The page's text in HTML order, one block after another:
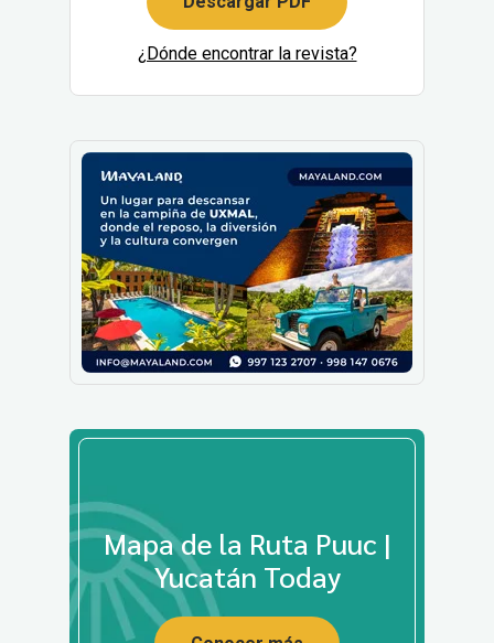
¿Dónde encontrar la revista?
Mapa de la Ruta Puuc |
Yucatán Today